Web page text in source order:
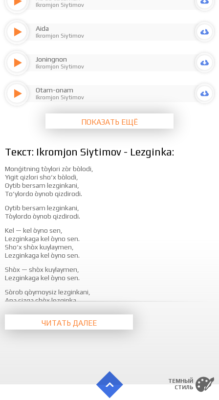
Ikromjon Siytimov
Aida
Ikromjon Siytimov
Joningnon
Ikromjon Siytimov
Otam-onam
Ikromjon Siytimov
ПОКАЗАТЬ ЕЩЁ
Текст: Ikromjon Siytimov - Lezginka:
Monģitning tòylori zòr bòlodi,
Yigit qizlori sho‘x bòlodi,
Oytib bersam lezginkani,
To‘ylordo òynob qizdirodi.
Oytib bersam lezginkani,
Tòylordo òynob qizdirodi.
Kel — kel òyno sen,
Lezginkaga kel òyno sen.
Sho‘x shòx kuylaymen,
Lezginkaga kel òyno sen.
Shòx — shòx kuylaymen,
Lezginkaga kel òyno sen.
Sòrob qòymoysiz lezginkani,
Ana sizga shòx lezginka.
Lezginkaga shòx òynong siz.
Òzinggizni kòrsating siz,
ЧИТАТЬ ДАЛЕЕ
ТЕМНЫЙ
СТИЛЬ